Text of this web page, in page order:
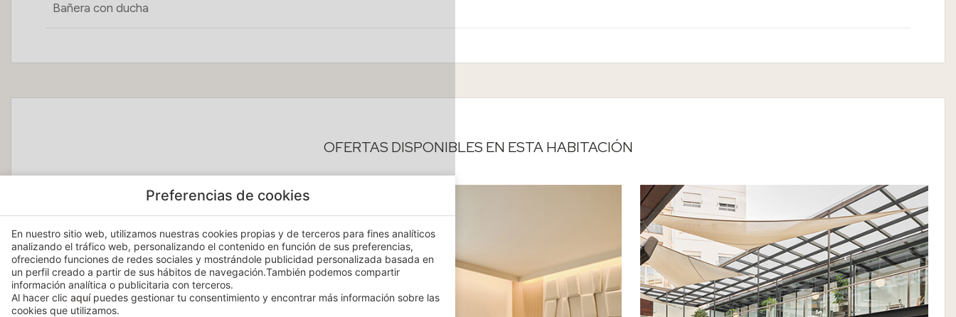
Bañera con ducha
OFERTAS DISPONIBLES EN ESTA HABITACIÓN
Preferencias de cookies
En nuestro sitio web, utilizamos nuestras cookies propias y de terceros para fines analíticos
analizando el tráfico web, personalizando el contenido en función de sus preferencias,
ofreciendo funciones de redes sociales y mostrándole publicidad personalizada basada en
un perfil creado a partir de sus hábitos de navegación.También podemos compartir
información analítica o publicitaria con terceros.
Al hacer clic aquípuedes gestionar tu consentimiento y encontrar más información sobre las
cookies que utilizamos.